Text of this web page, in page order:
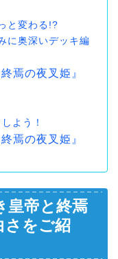
と変わる!?
に奥深いデッキ編
焉の夜叉姫』
よう！
焉の夜叉姫』
皇帝と終焉
さをご紹